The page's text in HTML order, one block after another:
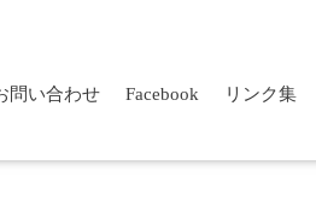
問い合わせ Facebook
リンク集